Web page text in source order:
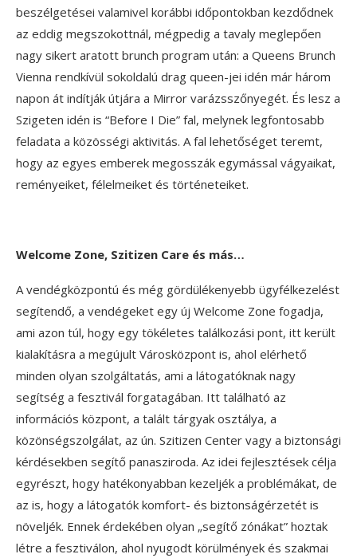
beszélgetései valamivel korábbi időpontokban kezdődnek
az eddig megszokottnál, mégpedig a tavaly meglepően
nagy sikert aratott brunch program után: a Queens Brunch
Vienna rendkívül sokoldalú drag queen-jei idén már három
napon át indítják útjára a Mirror varázsszőnyegét. És lesz a
Szigeten idén is “Before I Die” fal, melynek legfontosabb
feladata a közösségi aktivitás. A fal lehetőséget teremt,
hogy az egyes emberek megosszák egymással vágyaikat,
reményeiket, félelmeiket és történeteiket.
Welcome Zone, Szitizen Care és más…
A vendégközpontú és még gördülékenyebb ügyfélkezelést
segítendő, a vendégeket egy új Welcome Zone fogadja,
ami azon túl, hogy egy tökéletes találkozási pont, itt került
kialakításra a megújult Városközpont is, ahol elérhető
minden olyan szolgáltatás, ami a látogatóknak nagy
segítség a fesztivál forgatagában. Itt található az
információs központ, a talált tárgyak osztálya, a
közönségszolgálat, az ún. Szitizen Center vagy a biztonsági
kérdésekben segítő panasziroda. Az idei fejlesztések célja
egyrészt, hogy hatékonyabban kezeljék a problémákat, de
az is, hogy a látogatók komfort- és biztonságérzetét is
növeljék. Ennek érdekében olyan „segítő zónákat” hoztak
létre a fesztiválon, ahol nyugodt körülmények és szakmai